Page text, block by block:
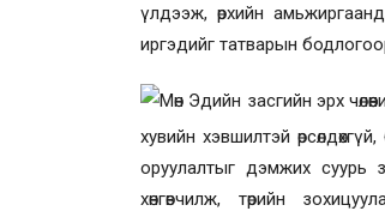
үлдээж, өрхийн
иргэдийг татварын
Мөн Эдийн засгийн эрх
хувийн хэвшилтэй
оруулалтыг дэмжих суурь
хөнгөвчилж, төрийн